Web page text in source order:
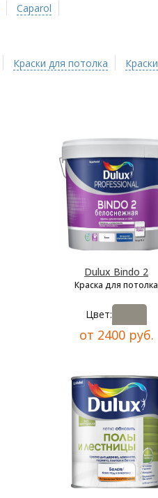
Caparol
Краски для потолка
Dulux Bindo 2
Краска для потолка
Цвет:
от 2400 руб.